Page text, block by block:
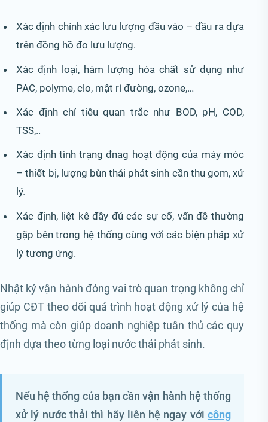
Xác định chính xác lưu lượng đầu vào – đầu ra dựa
trên đồng hồ đo lưu lượng.
Xác định loại, hàm lượng hóa chất sử dụng như
PAC, polyme, clo, mật rỉ đường, ozone,…
Xác định chỉ tiêu quan trắc như BOD, pH, COD,
TSS,..
Xác định tình trạng đnag hoạt động của máy móc
– thiết bị, lượng bùn thải phát sinh cần thu gom, xử
lý.
Xác định, liệt kê đầy đủ các sự cố, vấn đề thường
gặp bên trong hệ thống cùng với các biện pháp xử
lý tương ứng.
Nhật ký vận hành đóng vai trò quan trọng không chỉ
giúp CĐT theo dõi quá trình hoạt động xử lý của hệ
thống mà còn giúp doanh nghiệp tuân thủ các quy
định dựa theo từng loại nước thải phát sinh.
Nếu hệ thống của bạn cần vận hành hệ thống
xử lý nước thải thì hãy liên hệ ngay với công